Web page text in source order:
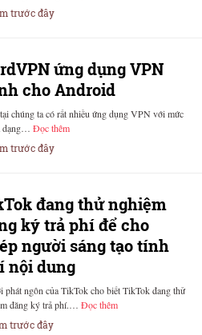
trước đây
ứng dụng VPN
cho Android
chúng ta có rất nhiều ứng dụng VPN với mức
dạng… Đọc thêm
trước đây
đang thử nghiệm
ký trả phí để cho
người sáng tạo tính
nội dung
phát ngôn của TikTok cho biết TikTok đang thử
đăng ký trả phí.… Đọc thêm
trước đây